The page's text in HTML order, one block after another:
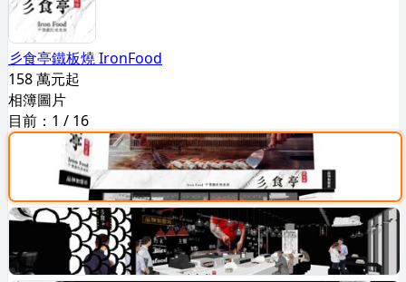
彡食亭鐵板燒 IronFood
158 萬元起
相簿圖片
目前： 1 / 16